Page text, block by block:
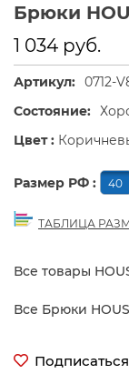
Брюки
1 034 руб.
Артикул: 0712-
Состояние:
Цвет :
Размер РФ : 40
ТАБЛИЦА
Все товары
Все Брюки
Подписаться